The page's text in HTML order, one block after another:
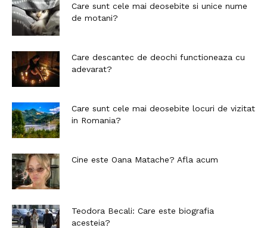
Care sunt cele mai deosebite si unice nume
de motani?
Care descantec de deochi functioneaza cu
adevarat?
Care sunt cele mai deosebite locuri de vizitat
in Romania?
Cine este Oana Matache? Afla acum
Teodora Becali: Care este biografia
acesteia?